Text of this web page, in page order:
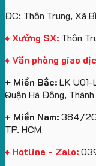
ĐC: Thôn Trung, Xã
♦ Xưởng SX: Thôn
♦ Văn phòng giao
+ Miền Bắc:LK
Quận Hà Đông, Thành
+ Miền Nam:384/
TP. HCM
♦ Hotline - Zalo: